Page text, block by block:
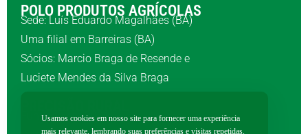
POLO PRODUTOS AGRÍCOLAS
Sede: Luís Eduardo Magalhães (BA)
Uma filial em Barreiras (BA)
Sócios: Marcio Braga de Resende e
Luciete Mendes da Silva Braga
Fundada em 2001
Usamos cookies em nosso site para fornecer uma experiência
mais relevante, lembrando suas preferências e visitas repetidas.